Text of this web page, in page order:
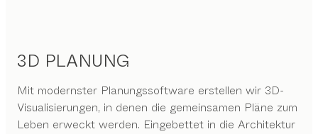
3D PLANUNG
Mit modernster Planungssoftware erstellen wir 3D-
Visualisierungen, in denen die gemeinsamen Pläne zum
Leben erweckt werden. Eingebettet in die Architektur